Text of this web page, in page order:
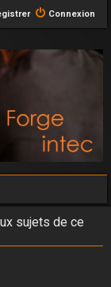
Connexion
sujets de ce